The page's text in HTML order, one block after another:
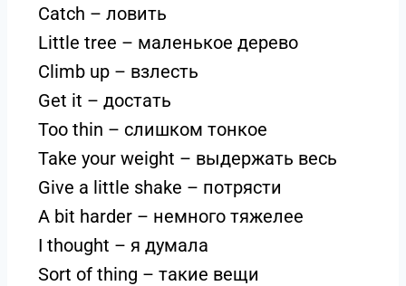
Catch – ловить
Little tree – маленькое дерево
Climb up – взлесть
Get it – достать
Too thin – слишком тонкое
Take your weight – выдержать весь
Give a little shake – потрясти
A bit harder – немного тяжелее
I thought – я думала
Sort of thing – такие вещи